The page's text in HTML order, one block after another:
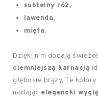
subtelny róż,
lawenda,
mięta.
Dzięki nim dodają
ciemniejszą karnacją
głębokie brązy. Te
nadając elegancki